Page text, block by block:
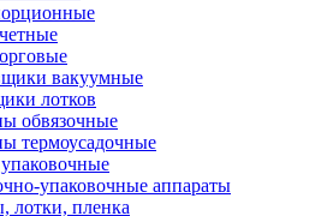
вакуумные
лотков
обвязочные
термоусадочные
упаковочные аппараты
лотки, пленка